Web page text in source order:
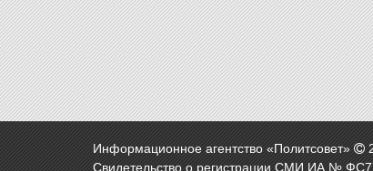
Информационное агентство «Политсовет»
Свидетельство о регистрации СМИ ИА №